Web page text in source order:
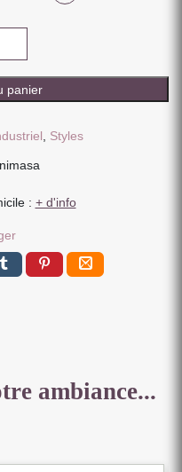
panier
, Styles
: + d'info
ambiance...